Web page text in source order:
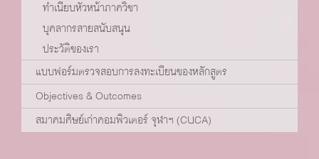
ทำเนียบหัวหน้าภาควิชา
บุคลากรสายสนับสนุน
ประวัติของเรา
แบบฟอร์มตรวจสอบการลงทะเบียนของหลักสูตร
Objectives & Outcomes
สมาคมศิษย์เก่าคอมพิวเตอร์ จุฬาฯ (CUCA)